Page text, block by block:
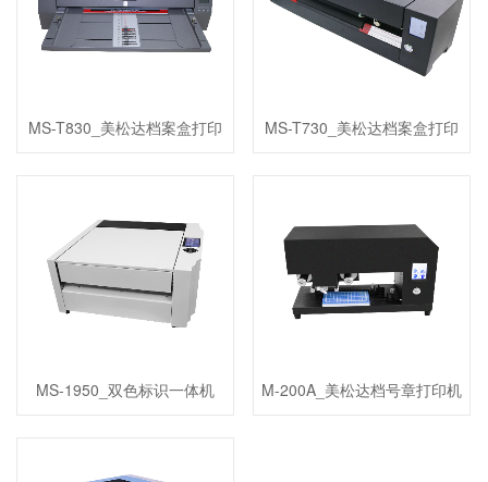
MS-T830_美松达档案盒打印
MS-T730_美松达档案盒打印
MS-1950_双色标识一体机 M-200A_美松达档号章打印机